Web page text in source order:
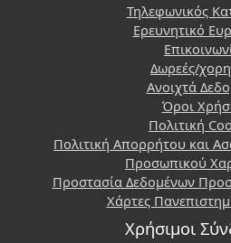
Τηλεφωνικός
Ερευνητικό
Δωρεές/
Ανοιχτά
Όροι
Πολιτική
Πολιτική Απορρήτου και
Προσωπικού
Προστασία Δεδομένων
Χάρτες
Χρήσιμοι